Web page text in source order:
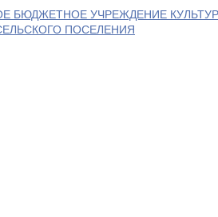
БЮДЖЕТНОЕ УЧРЕЖДЕНИЕ
ПОСЕЛЕНИЯ